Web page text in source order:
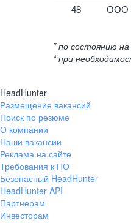
ООО
* по состоянию
* при
HeadHunter
Размещение вакансий
Поиск по резюме
О компании
Наши вакансии
Реклама на сайте
Требования к ПО
Безопасный HeadHunter
HeadHunter API
Партнерам
Инвесторам